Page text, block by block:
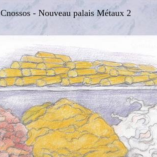
Cnossos - Nouveau palais Métaux 2